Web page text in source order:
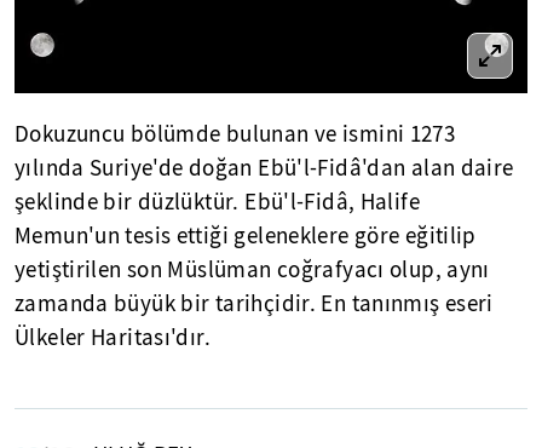
Dokuzuncu bölümde bulunan ve ismini 1273
yılında Suriye'de doğan Ebü'l-Fidâ'dan alan daire
şeklinde bir düzlüktür. Ebü'l-Fidâ, Halife
Memun'un tesis ettiği geleneklere göre eğitilip
yetiştirilen son Müslüman coğrafyacı olup, aynı
zamanda büyük bir tarihçidir. En tanınmış eseri
Ülkeler Haritası'dır.